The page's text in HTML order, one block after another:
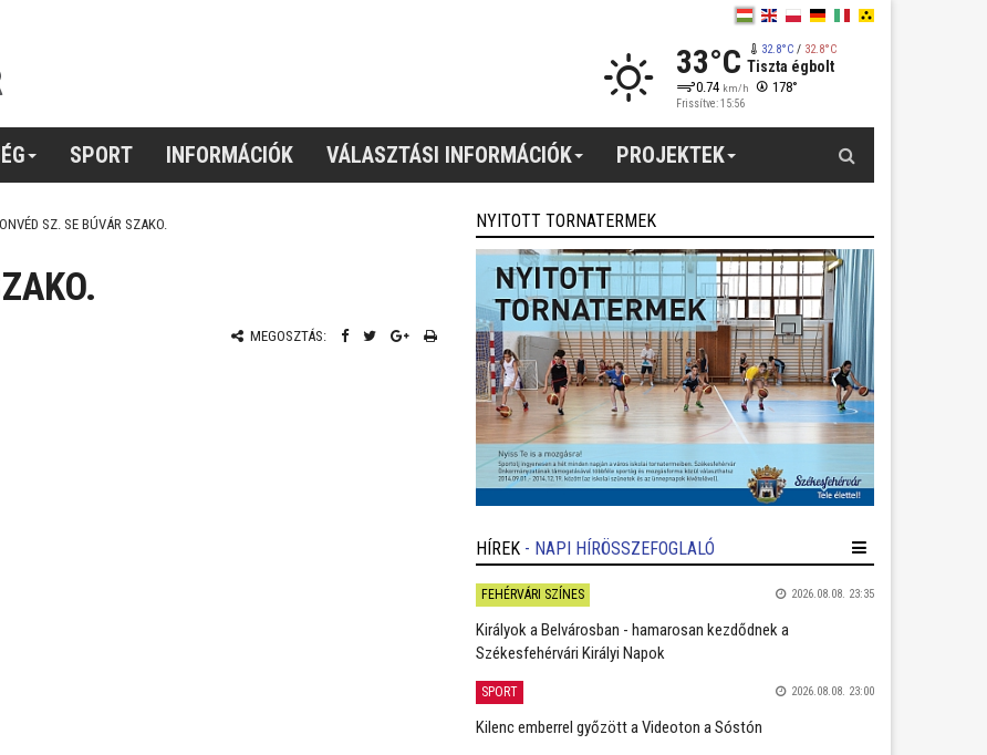
33°C 32.8°C/ 32.8°C
Tiszta égbolt
0.74 km/h 178°
Frissítve: 15:56
SPORT INFORMÁCIÓK VÁLASZTÁSI INFORMÁCIÓK PROJEKTEK
SZ. SE BÚVÁR SZAKO.
MEGOSZTÁS:
NYITOTT TORNATERMEK
HÍREK - NAPI HÍRÖSSZEFOGLALÓ
FEHÉRVÁRI SZÍNES 2026.08.08. 23:35
Királyok a Belvárosban - hamarosan kezdődnek a
Székesfehérvári Királyi Napok
SPORT 2026.08.08. 23:00
Kilenc emberrel győzött a Videoton a Sóstón